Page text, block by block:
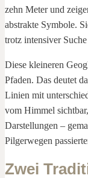
zehn Meter und
abstrakte Symbole.
trotz intensiver
Diese kleineren
Pfaden. Das deutet
Linien mit
vom Himmel
Darstellungen –
Pilgerwegen
Zwei